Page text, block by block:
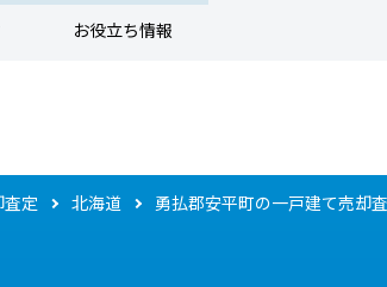
お役立ち情報
定 北海道 勇払郡安平町の一戸建て売却